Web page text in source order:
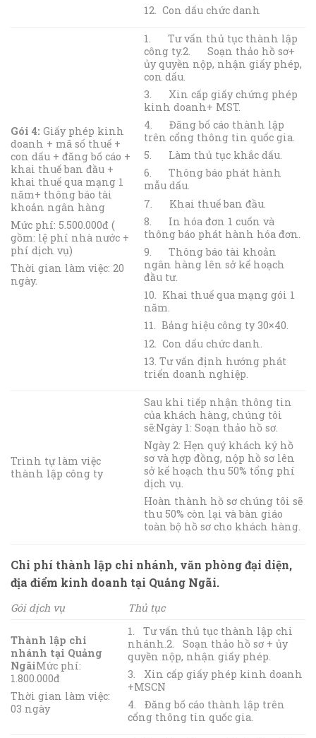
12. Con dấu chức danh
Gói 4: Giấy phép kinh
doanh + mã số thuế +
con dấu + đăng bố cáo +
khai thuế ban đầu +
khai thuế qua mạng 1
năm+ thông báo tài
khoản ngân hàng
Mức phí: 5.500.000đ (
gồm: lệ phí nhà nước +
phí dịch vụ)
Thời gian làm việc: 20
ngày.
1. Tư vấn thủ tục thành lập
công ty.2. Soạn thảo hồ sơ+
ủy quyền nộp, nhận giấy phép,
con dấu.
3. Xin cấp giấy chứng phép
kinh doanh+ MST.
4. Đăng bố cáo thành lập
trên cổng thông tin quốc gia.
5. Làm thủ tục khắc dấu.
6. Thông báo phát hành
mẫu dấu.
7. Khai thuế ban đầu.
8. In hóa đơn 1 cuốn và
thông báo phát hành hóa đơn.
9. Thông báo tài khoản
ngân hàng lên sở kế hoạch
đầu tư.
10. Khai thuế qua mạng gói 1
năm.
11. Bảng hiệu công ty 30×40.
12. Con dấu chức danh.
13. Tư vấn định hướng phát
triển doanh nghiệp.
Trình tự làm việc
thành lập công ty
Sau khi tiếp nhận thông tin
của khách hàng, chúng tôi
sẽ:Ngày 1: Soạn thảo hồ sơ.
Ngày 2: Hẹn quý khách ký hồ
sơ và hợp đồng, nộp hồ sơ lên
sở kế hoạch thu 50% tổng phí
dịch vụ.
Hoàn thành hồ sơ chúng tôi sẽ
thu 50% còn lại và bàn giáo
toàn bộ hồ sơ cho khách hàng.
Chi phí thành lập chi nhánh, văn phòng đại diện,
địa điểm kinh doanh tại Quảng Ngãi.
Gói dịch vụ Thủ tục
Thành lập chi
nhánh tại Quảng
NgãiMức phí:
1.800.000đ
Thời gian làm việc:
03 ngày
1. Tư vấn thủ tục thành lập chi
nhánh.2. Soạn thảo hồ sơ + ủy
quyền nộp, nhận giấy phép.
3. Xin cấp giấy phép kinh doanh
+MSCN
4. Đăng bố cáo thành lập trên
cổng thông tin quốc gia.